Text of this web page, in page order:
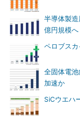
半導体製
億円規模へ
ペロブス
全固体電
加速か
SiCウエハ